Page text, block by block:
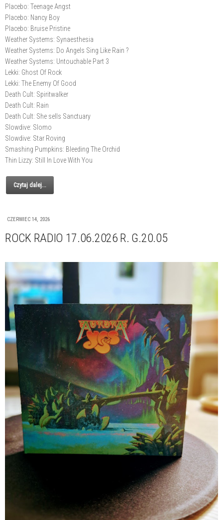
Placebo: Teenage Angst
Placebo: Nancy Boy
Placebo: Bruise Pristine
Weather Systems: Synaesthesia
Weather Systems: Do Angels Sing Like Rain ?
Weather Systems: Untouchable Part 3
Lekki: Ghost Of Rock
Lekki: The Enemy Of Good
Death Cult: Spiritwalker
Death Cult: Rain
Death Cult: She sells Sanctuary
Slowdive: Slomo
Slowdive: Star Roving
Smashing Pumpkins: Bleeding The Orchid
Thin Lizzy: Still In Love With You
Czytaj dalej...
CZERWIEC 14, 2026
ROCK RADIO 17.06.2026 R. G.20.05